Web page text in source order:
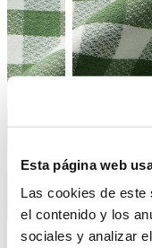
Esta página web
Las cookies de este
el contenido y los
sociales y analizar
Atrás Siguiente